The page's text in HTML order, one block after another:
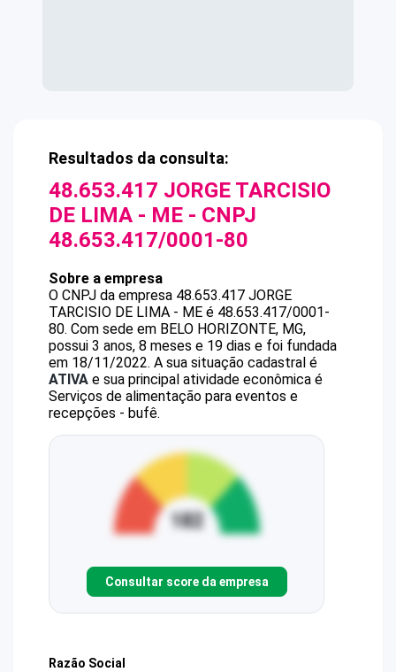
Resultados da consulta:
48.653.417 JORGE TARCISIO
DE LIMA - ME - CNPJ
48.653.417/0001-80
Sobre a empresa
O CNPJ da empresa 48.653.417 JORGE
TARCISIO DE LIMA - ME é 48.653.417/0001-
80. Com sede em BELO HORIZONTE, MG,
possui 3 anos, 8 meses e 19 dias e foi fundada
em 18/11/2022. A sua situação cadastral é
ATIVA e sua principal atividade econômica é
Serviços de alimentação para eventos e
recepções - bufê.
Consultar score da empresa
Razão Social